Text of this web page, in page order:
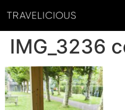
IMG_3236